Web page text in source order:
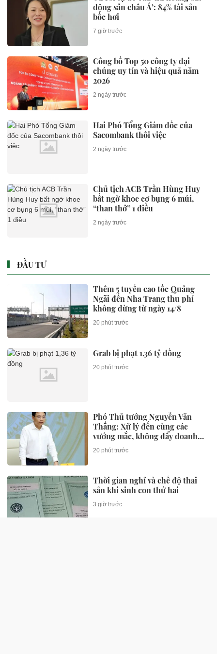
động sản châu Á’: 84% tài sản
bốc hơi
7 giờ trước
Công bố Top 50 công ty đại
chúng uy tín và hiệu quả năm
2026
2 ngày trước
Hai Phó Tổng Giám đốc của
Sacombank thôi việc
2 ngày trước
Chủ tịch ACB Trần Hùng Huy
bất ngờ khoe cơ bụng 6 múi,
“than thở” 1 điều
2 ngày trước
ĐẦU TƯ
Thêm 5 tuyến cao tốc Quảng
Ngãi đến Nha Trang thu phí
không dừng từ ngày 14/8
20 phút trước
Grab bị phạt 1,36 tỷ đồng
20 phút trước
Phó Thủ tướng Nguyễn Văn
Thắng: Xử lý đến cùng các
vướng mắc, không đẩy doanh
nghiệp đi vòng
20 phút trước
Thời gian nghỉ và chế độ thai
sản khi sinh con thứ hai
3 giờ trước